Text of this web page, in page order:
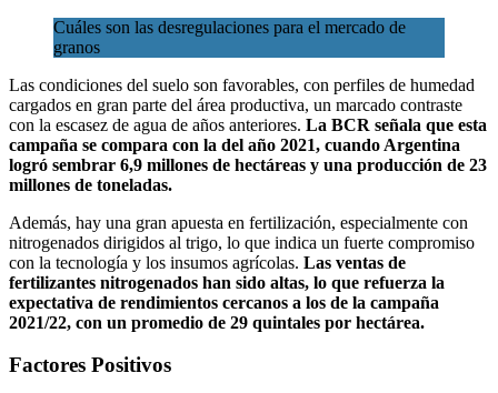
Cuáles son las desregulaciones para el mercado de
granos
Las condiciones del suelo son favorables, con perfiles de humedad
cargados en gran parte del área productiva, un marcado contraste
con la escasez de agua de años anteriores. La BCR señala que esta
campaña se compara con la del año 2021, cuando Argentina
logró sembrar 6,9 millones de hectáreas y una producción de 23
millones de toneladas.
Además, hay una gran apuesta en fertilización, especialmente con
nitrogenados dirigidos al trigo, lo que indica un fuerte compromiso
con la tecnología y los insumos agrícolas. Las ventas de
fertilizantes nitrogenados han sido altas, lo que refuerza la
expectativa de rendimientos cercanos a los de la campaña
2021/22, con un promedio de 29 quintales por hectárea.
Factores Positivos